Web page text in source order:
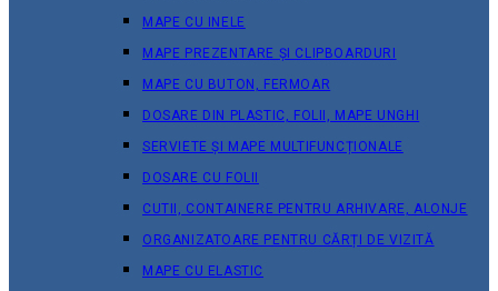
MAPE CU INELE
MAPE PREZENTARE ȘI CLIPBOARDURI
MAPE CU BUTON, FERMOAR
DOSARE DIN PLASTIC, FOLII, MAPE UNGHI
SERVIETE ȘI MAPE MULTIFUNCȚIONALE
DOSARE CU FOLII
CUTII, CONTAINERE PENTRU ARHIVARE, ALONJE
ORGANIZATOARE PENTRU CĂRȚI DE VIZITĂ
MAPE CU ELASTIC